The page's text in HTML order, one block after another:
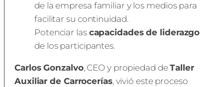
de la empresa familiar y los medios para
facilitar su continuidad.
Potenciar las capacidades de liderazgo
de los participantes.
Carlos Gonzalvo, CEO y propiedad deTaller
Auxiliar de Carrocerías, vivió este proceso